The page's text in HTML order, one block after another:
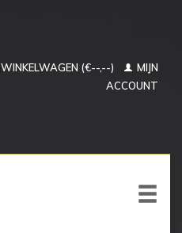
WINKELWAGEN (€--,--)
MIJN
ACCOUNT